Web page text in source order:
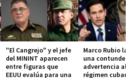
"El Cangrejo" y el jefe
del MININT aparecen
entre figuras que
EEUU evalúa para una
Marco Rubio
una
advertencia al
régimen